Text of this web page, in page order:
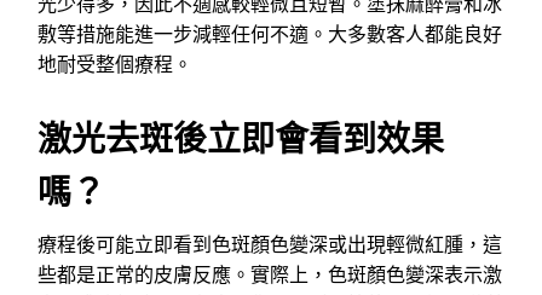
敷等措施能進一步減輕任何不適。大多數客人都能良好
地耐受整個療程。
激光去斑後立即會看到效果
嗎？
療程後可能立即看到色斑顏色變深或出現輕微紅腫，這
些都是正常的皮膚反應。實際上，色斑顏色變深表示激